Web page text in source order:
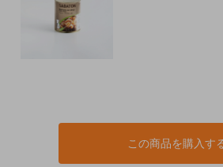
この商品を購入す